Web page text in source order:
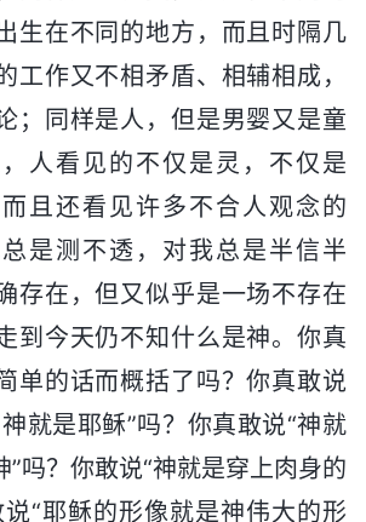
生在不同的地方，而且时隔几
工作又不相矛盾、相辅相成，
；同样是人，但是男婴又是童
人看见的不仅是灵，不仅是
且还看见许多不合人观念的
是测不透，对我总是半信半
存在，但又似乎是一场不存在
到今天仍不知什么是神。你真
单的话而概括了吗？你真敢说
就是耶稣”吗？你真敢说“神就
”吗？你敢说“神就是穿上肉身的
“耶稣的形像就是神伟大的形